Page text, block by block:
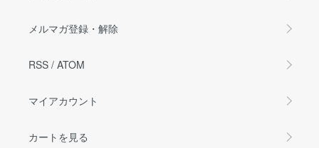
メルマガ登録・解除
RSS / ATOM
マイアカウント
カートを見る